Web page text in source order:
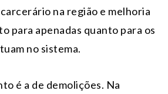
na região e melhoria
para apenadas quanto para os
no sistema.
é a de demolições. Na